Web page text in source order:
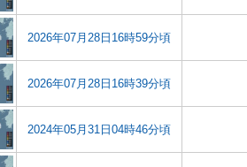
2026年07月28日16時59分頃
2026年07月28日16時39分頃
2024年05月31日04時46分頃